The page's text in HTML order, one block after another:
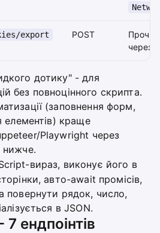
export POST
через
дотику" - для
без повноцінного скрипта.
(заповнення форм,
елементів) краще
Playwright через
нижче.
вираз, виконує його в
авто-await промісів,
повернути рядок, число,
в JSON.
ендпоінтів